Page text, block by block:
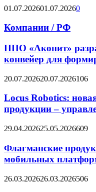
01.07.202601.07.20260
Компании / РФ
НПО «Аконит»
конвейер для
20.07.202620.07.2026106
Locus Robotics:
продукции –
29.04.202625.05.2026609
Флагманские
мобильных
26.03.202626.03.2026506